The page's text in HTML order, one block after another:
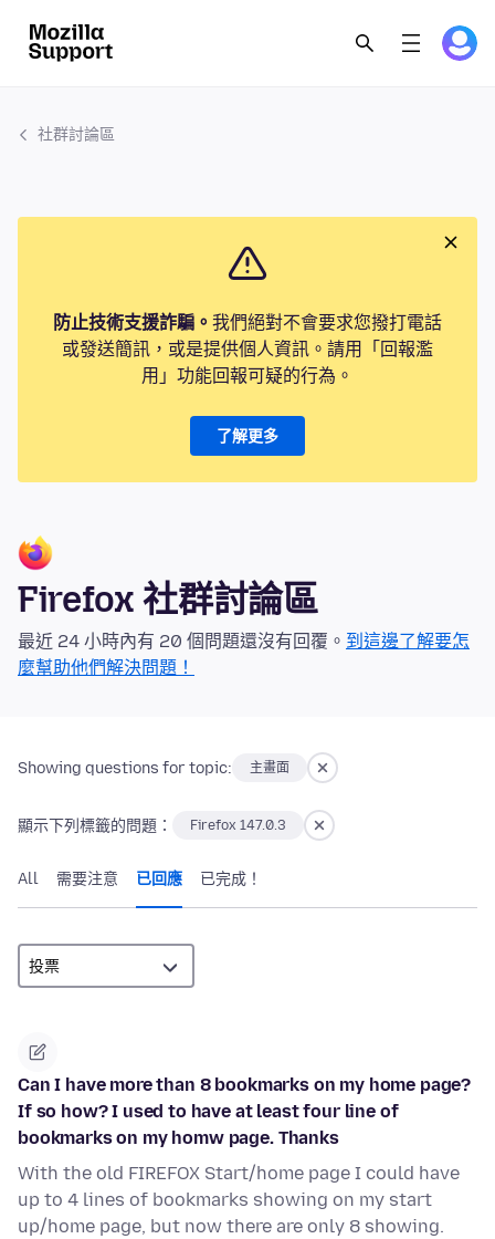
社群討論區
防止技術支援詐騙。 我們絕對不會要求您撥打電話
或發送簡訊，或是提供個人資訊。請用「回報濫
用」功能回報可疑的行為。
了解更多
Firefox 社群討論區
最近 24 小時內有 20 個問題還沒有回覆。 到這邊了解要怎
麼幫助他們解決問題！
Showing questions for topic: 主畫面
顯示下列標籤的問題： Firefox 147.0.3
All 需要注意 已回應 已完成！
Can I have more than 8 bookmarks on my home page?
If so how? I used to have at least four line of
bookmarks on my homw page. Thanks
With the old FIREFOX Start/home page I could have
up to 4 lines of bookmarks showing on my start
up/home page, but now there are only 8 showing.